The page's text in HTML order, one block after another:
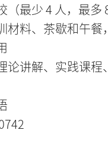
最少 4 人，最多
材料、茶歇和午餐
论讲解、实践课程